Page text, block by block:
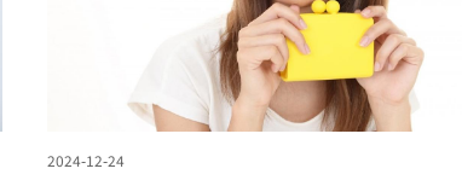
2024-12-24